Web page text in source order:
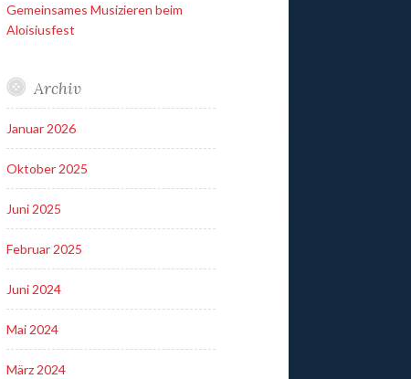
Gemeinsames Musizieren beim
Aloisiusfest
Archiv
Januar 2026
Oktober 2025
Juni 2025
Februar 2025
Juni 2024
Mai 2024
März 2024